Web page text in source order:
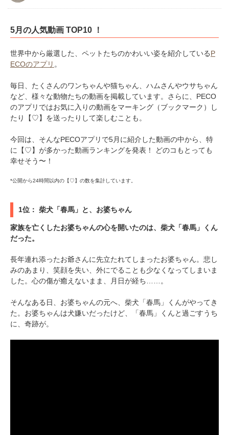
5月の人気動画 TOP10 ！
世界中から厳選した、ペットたちのかわいい姿を紹介しているP
ECOのアプリ 。
毎日、たくさんのワンちゃんや猫ちゃん、ハムさんやウサちゃん
など、様々な動物たちの動画を掲載しています。さらに、PECO
のアプリではお気に入りの動画をマーキング（ブックマーク）し
たり【♡】を送ったりして楽しむことも。
今回は、そんなPECOアプリで5月に紹介した動画の中から、特
に【♡】が多かった動画ランキングを発表！ どのコもとっても
幸せそう〜！
*公開から24時間以内の【♡】の数を集計しています。
1位： 柴犬「春馬」と、お婆ちゃん
家族を亡くしたお婆ちゃんの心を開いたのは、柴犬「春馬」くん
だった。
長年連れ添ったお爺さんに先立たれてしまったお婆ちゃん。悲し
みのあまり、笑顔を失い、外にでることも少なくなってしまいま
した。心の傷が癒えないまま、月日が経ち……。
そんなある日、お婆ちゃんの元へ、柴犬「春馬」くんがやってき
た。お婆ちゃんは犬嫌いだったけど、「春馬」くんと過ごすうち
に、奇跡が。